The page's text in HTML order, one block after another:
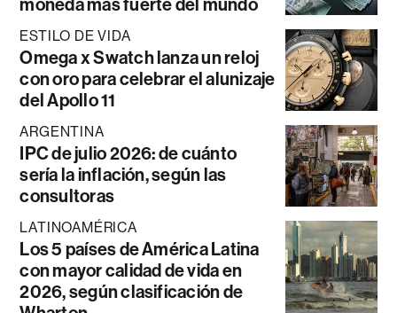
moneda más fuerte del mundo
ESTILO DE VIDA
Omega x Swatch lanza un reloj
con oro para celebrar el alunizaje
del Apollo 11
ARGENTINA
IPC de julio 2026: de cuánto
sería la inflación, según las
consultoras
LATINOAMÉRICA
Los 5 países de América Latina
con mayor calidad de vida en
2026, según clasificación de